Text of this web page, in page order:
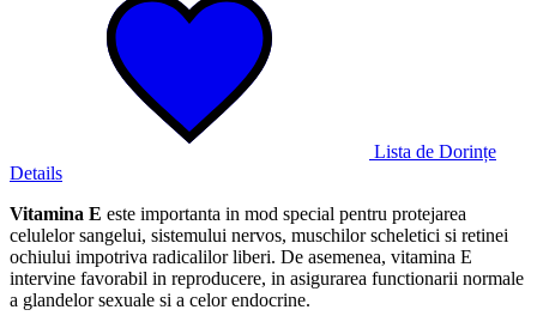
Lista de Dorințe
Details
Vitamina E este importanta in mod special pentru protejarea
celulelor sangelui, sistemului nervos, muschilor scheletici si retinei
ochiului impotriva radicalilor liberi. De asemenea, vitamina E
intervine favorabil in reproducere, in asigurarea functionarii normale
a glandelor sexuale si a celor endocrine.